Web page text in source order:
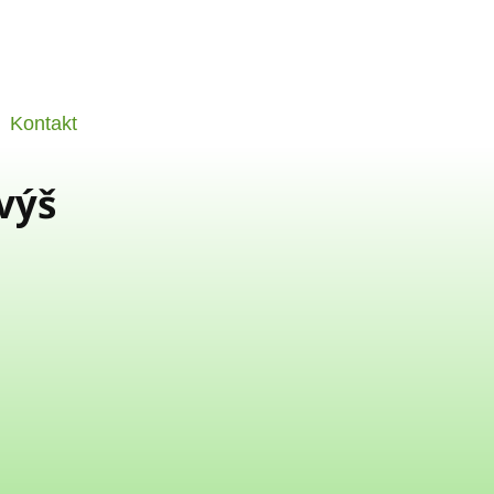
Kontakt